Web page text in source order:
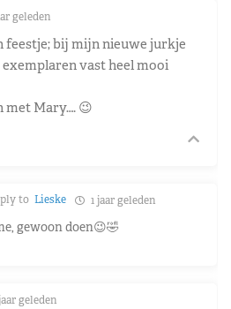
geleden
feestje; bij mijn nieuwe jurkje
vast heel mooi
met Mary…. 😉
to Lieske 1 jaar geleden
gewoon doen😉🤣
geleden